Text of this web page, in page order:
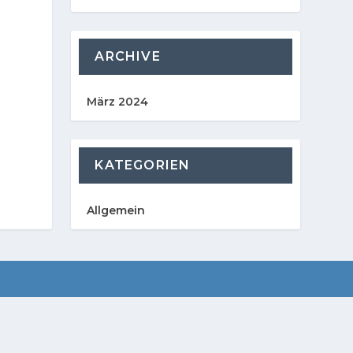
ARCHIVE
März 2024
KATEGORIEN
Allgemein